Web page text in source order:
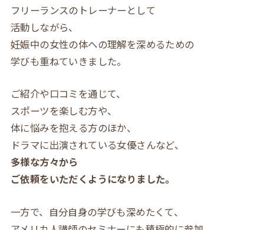
フリーランスのトレーナーとして
活動しながら、
妊娠中の女性の体への理解を深めるための
学びも重ねていきました。
ご紹介や口コミを通じて、
スポーツを楽しむ方や、
体に悩みを抱える方のほか、
ドラマに出演されている女優さんなど、
多様な方々から
ご依頼をいただくようになりました。
一方で、自分自身の学びも深めたくて、